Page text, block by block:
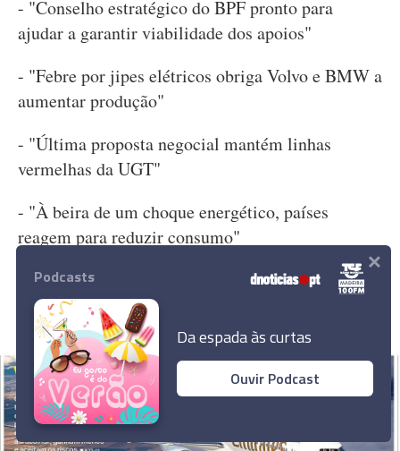
- "Conselho estratégico do BPF pronto para
ajudar a garantir viabilidade dos apoios"
- "Febre por jipes elétricos obriga Volvo e BMW a
aumentar produção"
- "Última proposta negocial mantém linhas
vermelhas da UGT"
- "À beira de um choque energético, países
reagem para reduzir consumo"
- "MBA portugueses estão cada vez mais
internacionais. É uma aposta ganha"
Podcasts
Da espada às curtas
Ouvir Podcast
×